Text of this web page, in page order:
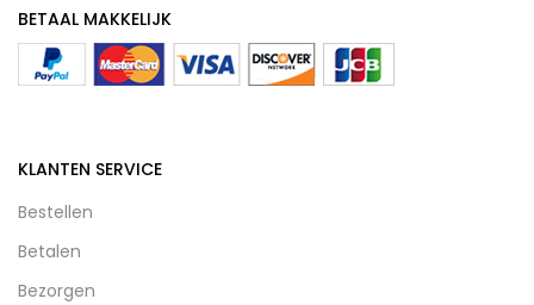
BETAAL MAKKELIJK
KLANTEN SERVICE
Bestellen
Betalen
Bezorgen